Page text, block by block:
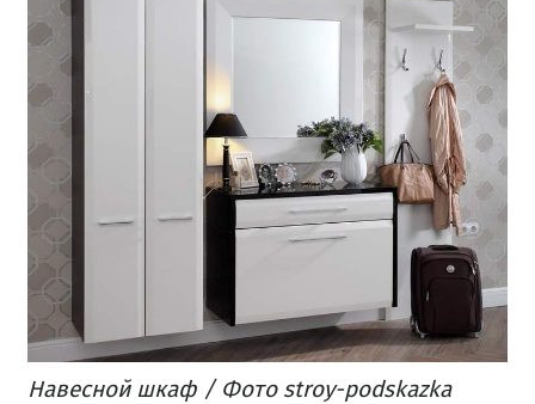
Навесной шкаф / Фото stroy-podskazka